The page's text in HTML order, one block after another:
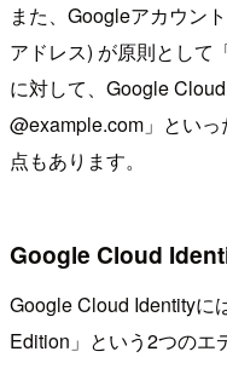
また、Googleアカウン
アドレス) が原則として
に対して、Google
@example.com」とい
点もあります。
Google Cloud
Google Cloud Identityに
Edition」という2つのエ